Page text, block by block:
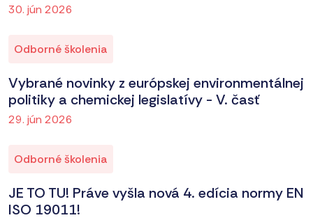
30. jún 2026
Odborné školenia
Vybrané novinky z európskej environmentálnej
politiky a chemickej legislatívy - V. časť
29. jún 2026
Odborné školenia
JE TO TU! Práve vyšla nová 4. edícia normy EN
ISO 19011!